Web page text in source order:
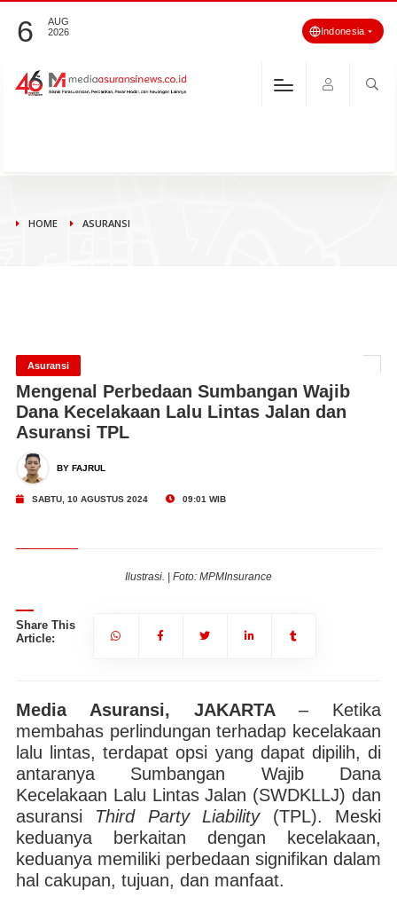
6
AUG
2026
Indonesia
HOME ASURANSI
Asuransi
Mengenal Perbedaan Sumbangan Wajib
Dana Kecelakaan Lalu Lintas Jalan dan
Asuransi TPL
BY FAJRUL
SABTU, 10 AGUSTUS 2024 09:01 WIB
Ilustrasi. | Foto: MPMInsurance
Share This
Article:
Media Asuransi, JAKARTA– Ketika
membahas perlindungan terhadap kecelakaan
lalu lintas, terdapat opsi yang dapat dipilih, di
antaranya Sumbangan Wajib Dana
Kecelakaan Lalu Lintas Jalan (SWDKLLJ) dan
asuransi Third Party Liability(TPL). Meski
keduanya berkaitan dengan kecelakaan,
keduanya memiliki perbedaan signifikan dalam
hal cakupan, tujuan, dan manfaat.